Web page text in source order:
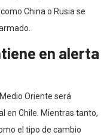
China o Rusia se
en alerta
Oriente será
en Chile. Mientras tanto,
el tipo de cambio